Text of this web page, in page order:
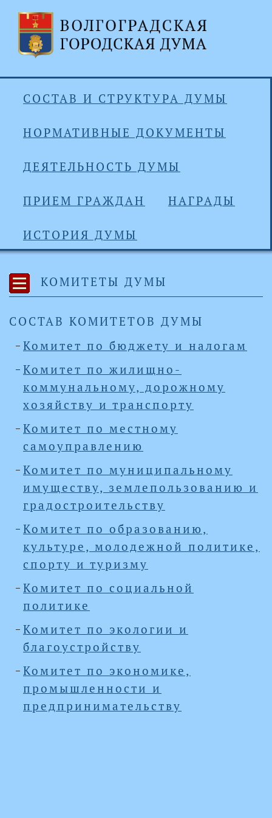
СОСТАВ И СТРУКТУРА ДУМЫ
НОРМАТИВНЫЕ ДОКУМЕНТЫ
ДЕЯТЕЛЬНОСТЬ ДУМЫ
ПРИЕМ ГРАЖДАН НАГРАДЫ
ИСТОРИЯ ДУМЫ
КОМИТЕТЫ ДУМЫ
СОСТАВ КОМИТЕТОВ ДУМЫ
Комитет по бюджету и налогам
Комитет по жилищно-
коммунальному, дорожному
хозяйству и транспорту
Комитет по местному
самоуправлению
Комитет по муниципальному
имуществу, землепользованию и
градостроительству
Комитет по образованию,
культуре, молодежной политике,
спорту и туризму
Комитет по социальной
политике
Комитет по экологии и
благоустройству
Комитет по экономике,
промышленности и
предпринимательству